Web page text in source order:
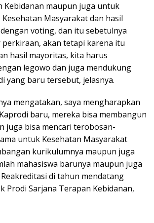
Kebidanan maupun juga untuk
Masyarakat dan hasil
voting, dan itu sebetulnya
akan tetapi karena itu
hasil mayoritas, kita harus
legowo dan juga mendukung
yang baru tersebut, jelasnya.
mengatakan, saya mengharapkan
baru, mereka bisa membangun
juga bisa mencari terobosan-
untuk Kesehatan Masyarakat
kurikulumnya maupun juga
mahasiswa barunya maupun juga
di tahun mendatang
Prodi Sarjana Terapan Kebidanan,